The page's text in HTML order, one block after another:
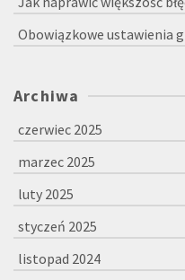
Obowiązkowe ustawienia
Archiwa
czerwiec 2025
marzec 2025
luty 2025
styczeń 2025
listopad 2024